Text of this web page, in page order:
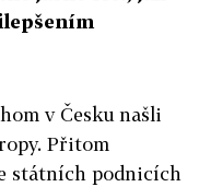
v Česku našli
Přitom
státních podnicích